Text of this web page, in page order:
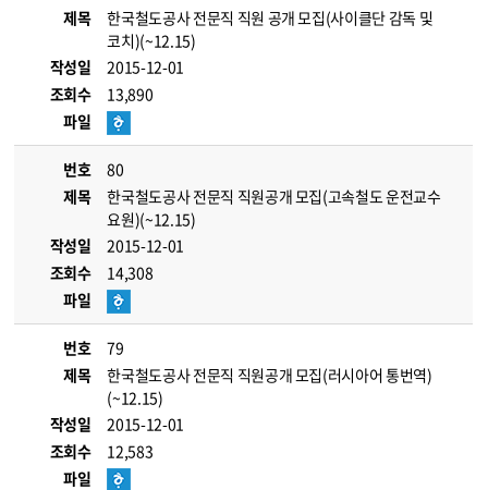
제목
한국철도공사 전문직 직원 공개 모집(사이클단 감독 및
코치)(~12.15)
작성일
2015-12-01
조회수
13,890
파일
번호
80
제목
한국철도공사 전문직 직원공개 모집(고속철도 운전교수
요원)(~12.15)
작성일
2015-12-01
조회수
14,308
파일
번호
79
제목
한국철도공사 전문직 직원공개 모집(러시아어 통번역)
(~12.15)
작성일
2015-12-01
조회수
12,583
파일